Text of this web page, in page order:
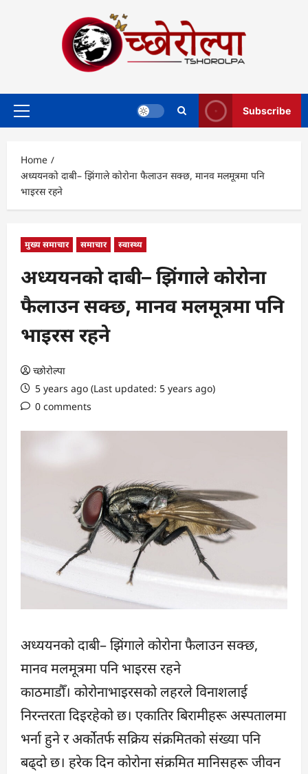
Primary
Subscribe
Home
अध्ययनको दाबी– झिंगाले कोरोना फैलाउन सक्छ, मानव मलमूत्रमा पनि
भाइरस रहने
मुख्य समाचार समाचार स्वास्थ्य
अध्ययनको दाबी– झिंगाले कोरोना
फैलाउन सक्छ, मानव मलमूत्रमा पनि
भाइरस रहने
च्छोरोल्पा
5 years ago (Last updated: 5 years ago)
0 comments
अध्ययनको दाबी– झिंगाले कोरोना फैलाउन सक्छ,
मानव मलमूत्रमा पनि भाइरस रहने
काठमाडौँ। कोरोनाभाइरसको लहरले विनाशलाई
निरन्तरता दिइरहेको छ। एकातिर बिरामीहरू अस्पतालमा
भर्ना हुने र अर्कोतर्फ सक्रिय संक्रमितको संख्या पनि
बढ्दो छ। हरेक दिन कोरोना संक्रमित मानिसहरू जीवन